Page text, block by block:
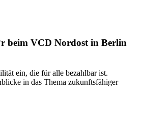
beim VCD Nordost in Berlin
ein, die für alle bezahlbar ist.
in das Thema zukunftsfähiger